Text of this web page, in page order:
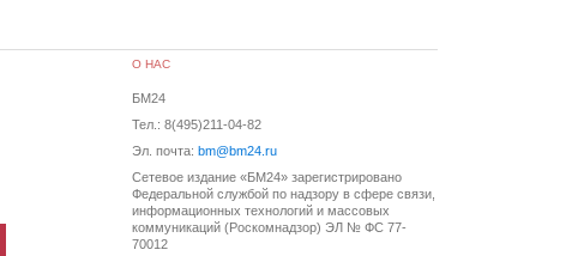
О НАС
БМ24
Тел.: 8(495)211-04-82
Эл. почта: bm@bm24.ru
Сетевое издание «БМ24» зарегистрировано
Федеральной службой по надзору в сфере связи,
информационных технологий и массовых
коммуникаций (Роскомнадзор) ЭЛ № ФС 77-
70012